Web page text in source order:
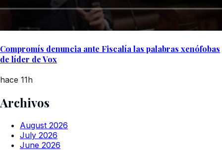
Compromís denuncia ante Fiscalía las palabras xenófobas
de líder de Vox
hace 11h
Archivos
August 2026
July 2026
June 2026